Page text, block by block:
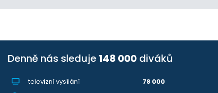
Denně nás sleduje 148 000 diváků
televizní vysílání
78 000